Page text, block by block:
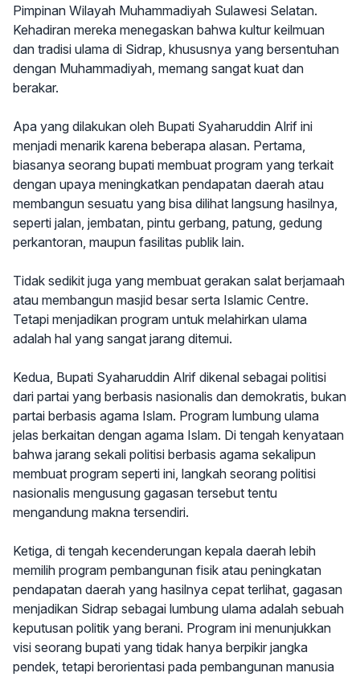
Pimpinan Wilayah Muhammadiyah Sulawesi Selatan.
Kehadiran mereka menegaskan bahwa kultur keilmuan
dan tradisi ulama di Sidrap, khususnya yang bersentuhan
dengan Muhammadiyah, memang sangat kuat dan
berakar.
Apa yang dilakukan oleh Bupati Syaharuddin Alrif ini
menjadi menarik karena beberapa alasan. Pertama,
biasanya seorang bupati membuat program yang terkait
dengan upaya meningkatkan pendapatan daerah atau
membangun sesuatu yang bisa dilihat langsung hasilnya,
seperti jalan, jembatan, pintu gerbang, patung, gedung
perkantoran, maupun fasilitas publik lain.
Tidak sedikit juga yang membuat gerakan salat berjamaah
atau membangun masjid besar serta Islamic Centre.
Tetapi menjadikan program untuk melahirkan ulama
adalah hal yang sangat jarang ditemui.
Kedua, Bupati Syaharuddin Alrif dikenal sebagai politisi
dari partai yang berbasis nasionalis dan demokratis, bukan
partai berbasis agama Islam. Program lumbung ulama
jelas berkaitan dengan agama Islam. Di tengah kenyataan
bahwa jarang sekali politisi berbasis agama sekalipun
membuat program seperti ini, langkah seorang politisi
nasionalis mengusung gagasan tersebut tentu
mengandung makna tersendiri.
Ketiga, di tengah kecenderungan kepala daerah lebih
memilih program pembangunan fisik atau peningkatan
pendapatan daerah yang hasilnya cepat terlihat, gagasan
menjadikan Sidrap sebagai lumbung ulama adalah sebuah
keputusan politik yang berani. Program ini menunjukkan
visi seorang bupati yang tidak hanya berpikir jangka
pendek, tetapi berorientasi pada pembangunan manusia